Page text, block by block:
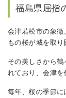
執
福島県屈指
会津若松市の象
もの桜が城を取り
その美しさから
れており、会津を
毎年、桜の季節